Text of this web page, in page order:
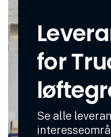
for
Se alle